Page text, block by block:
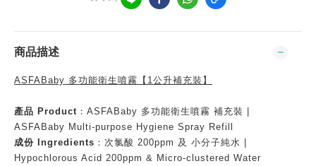
商品描述
ASFABaby 多功能衛生噴霧【1公升補充裝】
產品 Product ：ASFABaby 多功能衛生噴霧 補充裝 |
ASFABaby Multi-purpose Hygiene Spray Refill
成份 Ingredients ：次氯酸 200ppm 及 小分子純水 |
Hypochlorous Acid 200ppm & Micro-clustered Water